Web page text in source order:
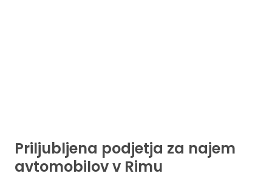
Priljubljena podjetja za najem
avtomobilov v Rimu